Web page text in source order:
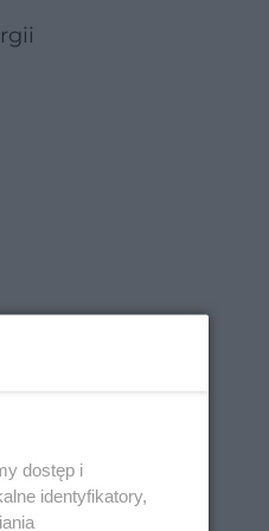
dostęp i
identyfikatory,